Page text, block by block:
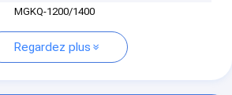
MGKQ-1200/1400
Regardez plus